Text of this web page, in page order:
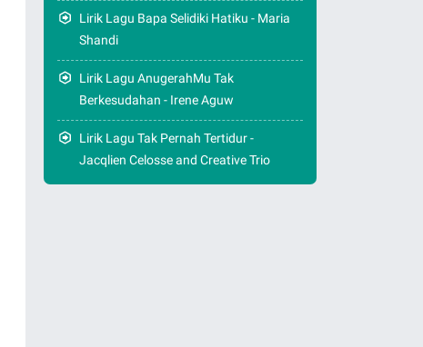
Lirik Lagu Bapa Selidiki Hatiku - Maria
Shandi
Lirik Lagu AnugerahMu Tak
Berkesudahan - Irene Aguw
Lirik Lagu Tak Pernah Tertidur -
Jacqlien Celosse and Creative Trio